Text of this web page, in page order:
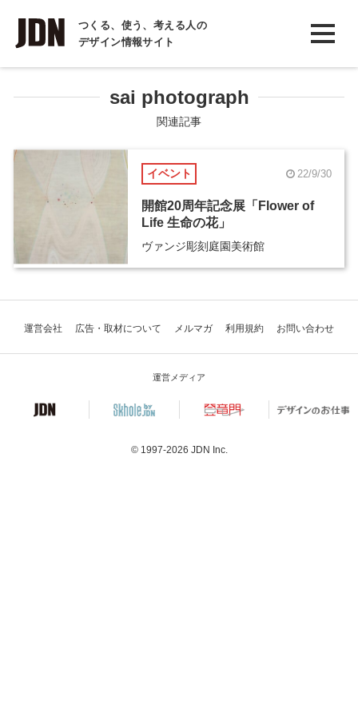
つくる、使う、考える人の
デザイン情報サイト
INTERVIEW
インタビュー
REPORT
COLUMN
sai photograph
関連記事
イベント 22/9/30
開館20周年記念展「Flower of
Life 生命の花」
ヴァンジ彫刻庭園美術館
運営会社 広告・取材について メルマガ 利用規約 お問い合わせ
運営メディア
© 1997-2026 JDN Inc.